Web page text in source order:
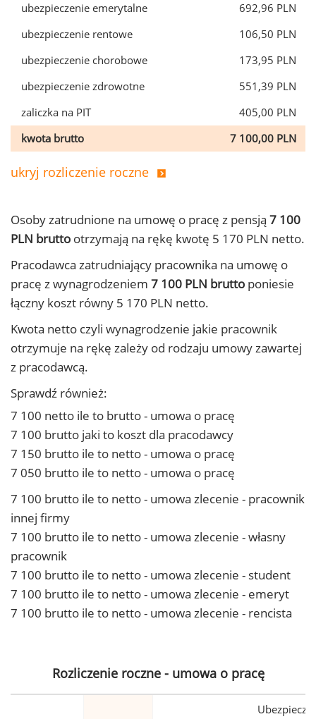
ubezpieczenie emerytalne
692,96 PLN
ubezpieczenie rentowe
106,50 PLN
ubezpieczenie chorobowe
173,95 PLN
ubezpieczenie zdrowotne
551,39 PLN
zaliczka na PIT
405,00 PLN
kwota brutto
7 100,00 PLN
ukryj rozliczenie roczne
Osoby zatrudnione na umowę o pracę z pensją 7 100
PLN brutto otrzymają na rękę kwotę 5 170 PLN netto.
Pracodawca zatrudniający pracownika na umowę o
pracę z wynagrodzeniem 7 100 PLN brutto poniesie
łączny koszt równy 5 170 PLN netto.
Kwota netto czyli wynagrodzenie jakie pracownik
otrzymuje na rękę zależy od rodzaju umowy zawartej
z pracodawcą.
Sprawdź również:
7 100 netto ile to brutto - umowa o pracę
7 100 brutto jaki to koszt dla pracodawcy
7 150 brutto ile to netto - umowa o pracę
7 050 brutto ile to netto - umowa o pracę
7 100 brutto ile to netto - umowa zlecenie - pracownik
innej firmy
7 100 brutto ile to netto - umowa zlecenie - własny
pracownik
7 100 brutto ile to netto - umowa zlecenie - student
7 100 brutto ile to netto - umowa zlecenie - emeryt
7 100 brutto ile to netto - umowa zlecenie - rencista
Rozliczenie roczne - umowa o pracę